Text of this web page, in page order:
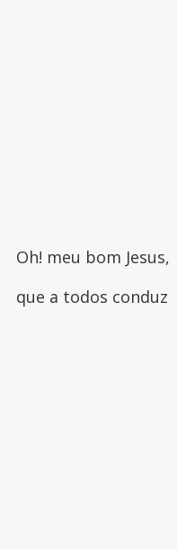
Oh! meu bom Jesus,
que a todos conduz